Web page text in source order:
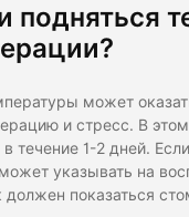
подняться
может
и стресс. В
течение 1-2 дней.
указывать на
должен показаться